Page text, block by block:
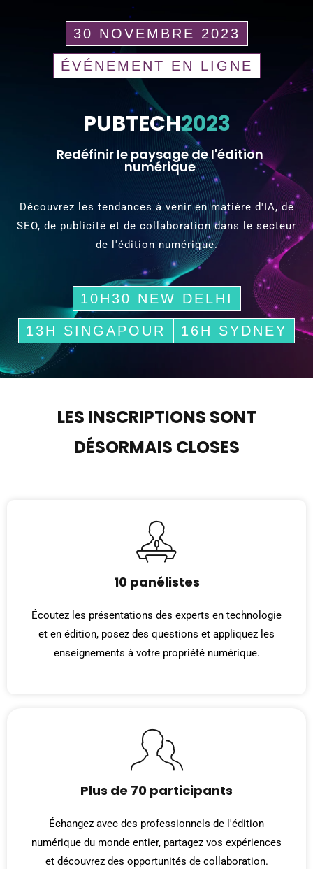
30 NOVEMBRE 2023
ÉVÉNEMENT EN LIGNE
PUBTECH2023
Redéfinir le paysage de l'édition
numérique
Découvrez les tendances à venir en matière d'IA, de
SEO, de publicité et de collaboration dans le secteur
de l'édition numérique.
10H30 NEW DELHI
13H SINGAPOUR 16H SYDNEY
LES INSCRIPTIONS SONT
DÉSORMAIS CLOSES
10 panélistes
Écoutez les présentations des experts en technologie
et en édition, posez des questions et appliquez les
enseignements à votre propriété numérique.
Plus de 70 participants
Échangez avec des professionnels de l'édition
numérique du monde entier, partagez vos expériences
et découvrez des opportunités de collaboration.